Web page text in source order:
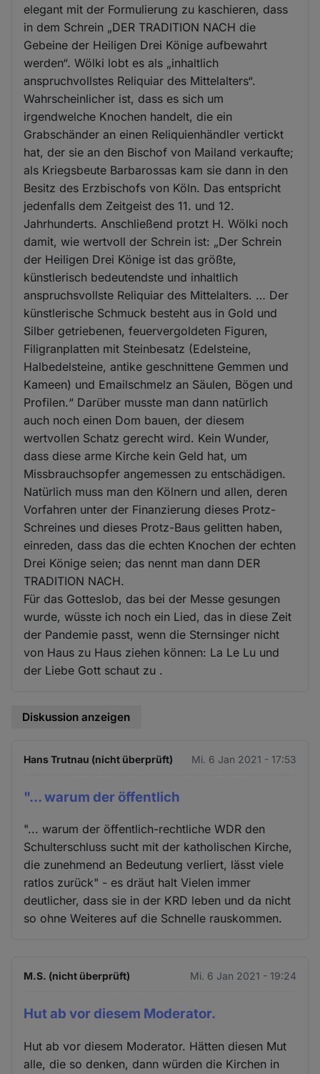
elegant mit der Formulierung zu kaschieren, dass
in dem Schrein „DER TRADITION NACH die
Gebeine der Heiligen Drei Könige aufbewahrt
werden“. Wölki lobt es als „inhaltlich
anspruchvollstes Reliquiar des Mittelalters“.
Wahrscheinlicher ist, dass es sich um
irgendwelche Knochen handelt, die ein
Grabschänder an einen Reliquienhändler vertickt
hat, der sie an den Bischof von Mailand verkaufte;
als Kriegsbeute Barbarossas kam sie dann in den
Besitz des Erzbischofs von Köln. Das entspricht
jedenfalls dem Zeitgeist des 11. und 12.
Jahrhunderts. Anschließend protzt H. Wölki noch
damit, wie wertvoll der Schrein ist: „Der Schrein
der Heiligen Drei Könige ist das größte,
künstlerisch bedeutendste und inhaltlich
anspruchsvollste Reliquiar des Mittelalters. … Der
künstlerische Schmuck besteht aus in Gold und
Silber getriebenen, feuervergoldeten Figuren,
Filigranplatten mit Steinbesatz (Edelsteine,
Halbedelsteine, antike geschnittene Gemmen und
Kameen) und Emailschmelz an Säulen, Bögen und
Profilen.“ Darüber musste man dann natürlich
auch noch einen Dom bauen, der diesem
wertvollen Schatz gerecht wird. Kein Wunder,
dass diese arme Kirche kein Geld hat, um
Missbrauchsopfer angemessen zu entschädigen.
Natürlich muss man den Kölnern und allen, deren
Vorfahren unter der Finanzierung dieses Protz-
Schreines und dieses Protz-Baus gelitten haben,
einreden, dass das die echten Knochen der echten
Drei Könige seien; das nennt man dann DER
TRADITION NACH.
Für das Gotteslob, das bei der Messe gesungen
wurde, wüsste ich noch ein Lied, das in diese Zeit
der Pandemie passt, wenn die Sternsinger nicht
von Haus zu Haus ziehen können: La Le Lu und
der Liebe Gott schaut zu .
Diskussion anzeigen
Hans Trutnau (nicht überprüft) Mi. 6 Jan 2021 - 17:53
"... warum der öffentlich
"... warum der öffentlich-rechtliche WDR den
Schulterschluss sucht mit der katholischen Kirche,
die zunehmend an Bedeutung verliert, lässt viele
ratlos zurück" - es dräut halt Vielen immer
deutlicher, dass sie in der KRD leben und da nicht
so ohne Weiteres auf die Schnelle rauskommen.
M.S. (nicht überprüft) Mi. 6 Jan 2021 - 19:24
Hut ab vor diesem Moderator.
Hut ab vor diesem Moderator. Hätten diesen Mut
alle, die so denken, dann würden die Kirchen in